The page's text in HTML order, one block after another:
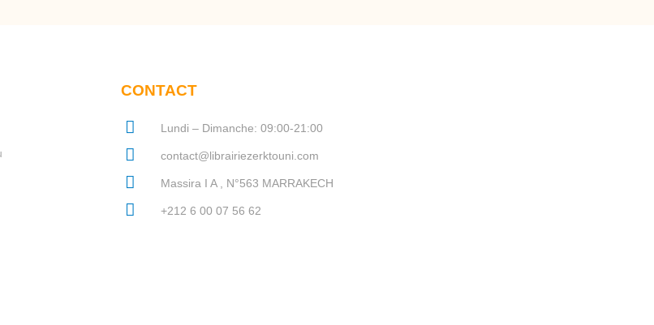
CONTACT
Lundi – Dimanche: 09:00-21:00
contact@librairiezerktouni.com
Massira I A , N°563 MARRAKECH
+212 6 00 07 56 62